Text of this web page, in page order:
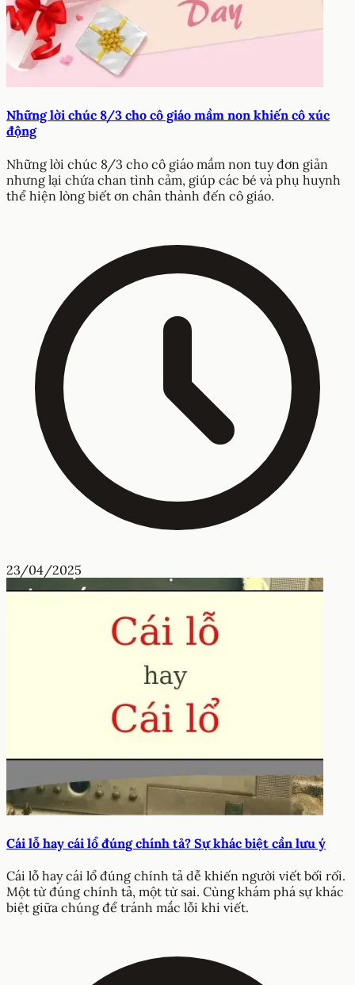
Những lời chúc 8/3 cho cô giáo mầm non khiến cô xúc
động
Những lời chúc 8/3 cho cô giáo mầm non tuy đơn giản
nhưng lại chứa chan tình cảm, giúp các bé và phụ huynh
thể hiện lòng biết ơn chân thành đến cô giáo.
23/04/2025
Cái lỗ hay cái lổ đúng chính tả? Sự khác biệt cần lưu ý
Cái lỗ hay cái lổ đúng chính tả dễ khiến người viết bối rối.
Một từ đúng chính tả, một từ sai. Cùng khám phá sự khác
biệt giữa chúng để tránh mắc lỗi khi viết.